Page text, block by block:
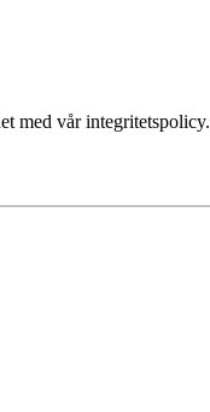
med vår integritetspolicy.